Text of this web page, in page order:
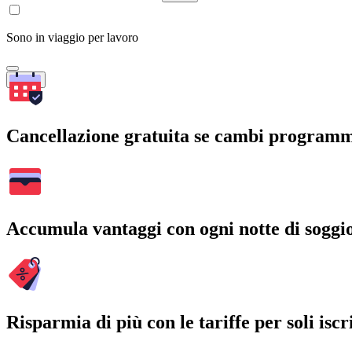
Sono in viaggio per lavoro
Cerca
Cancellazione gratuita se cambi
Accumula vantaggi con ogni notte di
Risparmia di più con le tariffe per soli